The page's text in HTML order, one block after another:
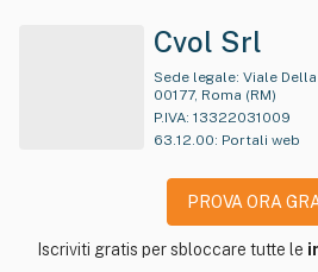
Cvol Srl
Sede legale:
00177, Roma (RM)
P.IVA: 13322031009
63.12.00: Portali web
PROVA ORA
Iscriviti gratis per sbloccare tutte le